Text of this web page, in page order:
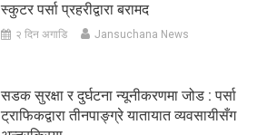
स्कुटर पर्सा प्रहरीद्वारा बरामद
२ दिन अगाडि Jansuchana News
सडक सुरक्षा र दुर्घटना न्यूनीकरणमा जोड : पर्सा
ट्राफिकद्वारा तीनपाङ्ग्रे यातायात व्यवसायीसँग